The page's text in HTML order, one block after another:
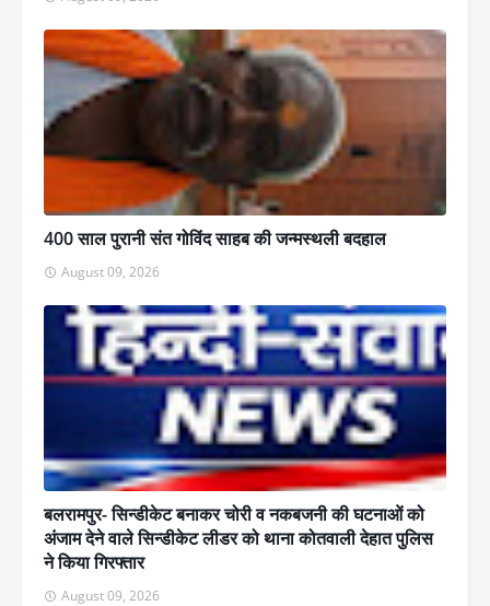
400 साल पुरानी संत गोविंद साहब की जन्मस्थली बदहाल
August 09, 2026
बलरामपुर- सिन्डीकेट बनाकर चोरी व नकबजनी की घटनाओं को
अंजाम देने वाले सिन्डीकेट लीडर को थाना कोतवाली देहात पुलिस
ने किया गिरफ्तार
August 09, 2026